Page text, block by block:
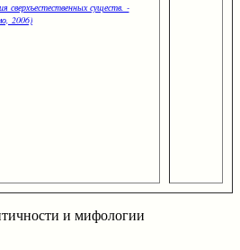
сверхъестественных существ. -
2006)
и мифологии